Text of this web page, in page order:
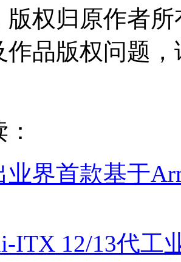
版权归原作者
作品版权问题
业界首款基于
ITX 12/13代工